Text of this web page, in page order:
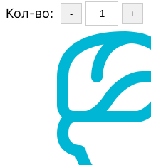
Кол-во:
- +